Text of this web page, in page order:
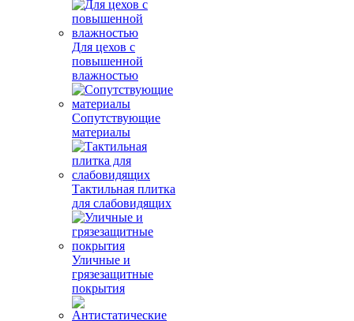
Для цехов с
повышенной
влажностью
Сопутствующие
материалы
Тактильная плитка
для слабовидящих
Уличные и
грязезащитные
покрытия